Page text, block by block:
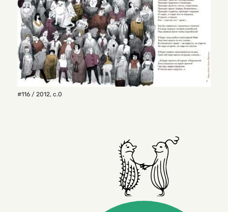
#116 / 2012, с.0